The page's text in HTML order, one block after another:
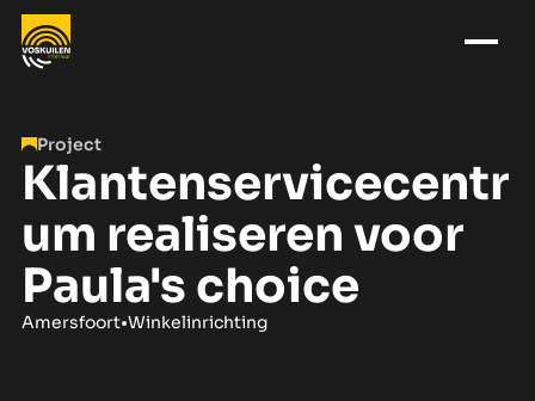
Project
Klantenservicecentr
um realiseren voor
Paula's choice
Amersfoort•Winkelinrichting